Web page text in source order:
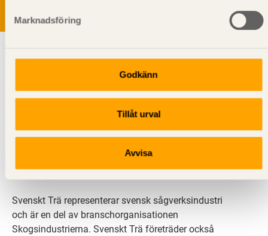
Marknadsföring
Godkänn
Tillåt urval
Avvisa
Svenskt Trä sprider kunskap om trä, träprodukter och
en livskraftig sågverksnäring. Det gör vi genom att
inspirera, utbilda och driva teknisk utveckling.
Svenskt Trä representerar svensk sågverksindustri
och är en del av branschorganisationen
Skogsindustrierna. Svenskt Trä företräder också